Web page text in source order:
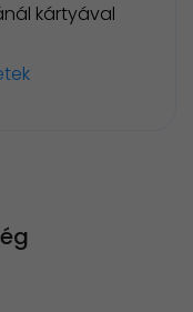
kártyával